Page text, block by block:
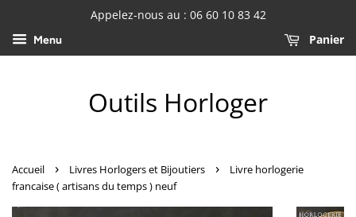
Appelez-nous au : 06 60 10 83 42
Menu Panier
Outils Horloger
Accueil › Livres Horlogers et Bijoutiers ›
Livre horlogerie
francaise ( artisans du temps ) neuf